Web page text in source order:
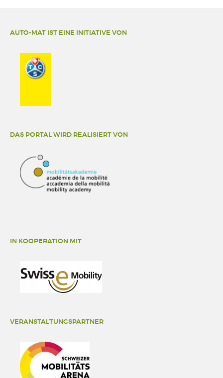
AUTO-MAT IST EINE INITIATIVE VON
DAS PORTAL WIRD REALISIERT VON
IN KOOPERATION MIT
VERANSTALTUNGSPARTNER